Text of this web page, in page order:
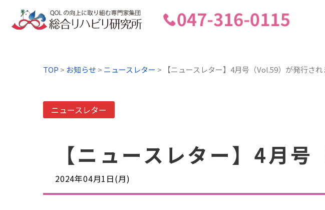
TOP > お知らせ > ニュースレター > 【ニュースレター】4月号（Vol.59）が発行さ
ニュースレター
【ニュースレター】4月
2024年04月1日(月)